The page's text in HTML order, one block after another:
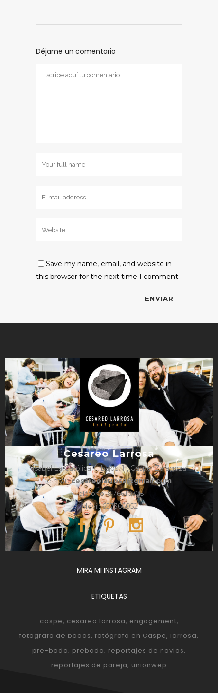
Déjame un comentario
Save my name, email, and website in
this browser for the next time I comment.
Cesareo Larrosa
Isabel La Católica 4, bajos, 1º, Caspe, Zaragoza
e-mail:cesareolarrosa@gmail.com
Teléfono: 876610325
Móvil: 657366052
MIRA MI INSTAGRAM
ETIQUETAS
caspe cesareo larrosa engagement
fotografo de bodas fotógrafo en Caspe larrosa
pre-boda preboda reportajes de novios
reportajes de pareja unionwep